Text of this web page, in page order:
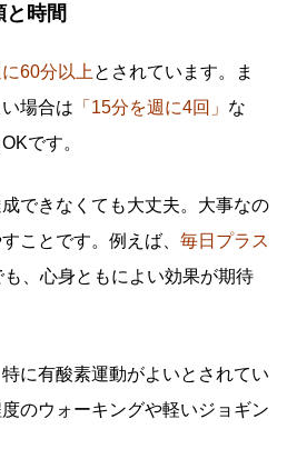
と時間
60分以上 とされています。ま
場合は 「15分を週に4回」 な
です。
できなくても大丈夫。大事なの
ことです。例えば、 毎日プラス
、心身ともによい効果が期待
に有酸素運動がよいとされてい
のウォーキングや軽いジョギン